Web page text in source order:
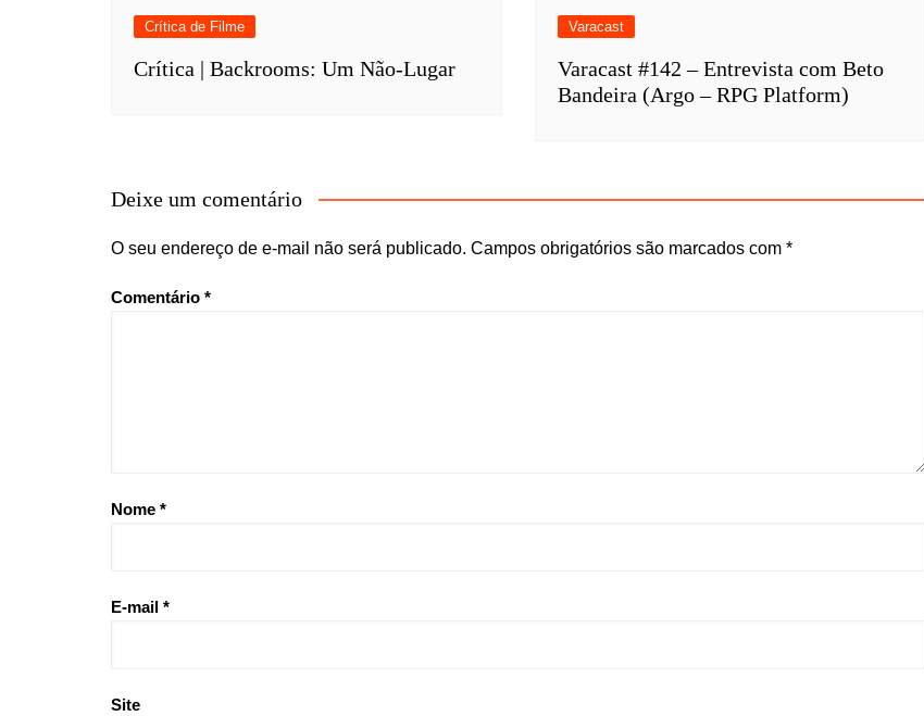
Crítica de Filme
Crítica | Backrooms: Um Não-Lugar
Varacast
Varacast #142 – Entrevista com Beto
Bandeira (Argo – RPG Platform)
Deixe um comentário
O seu endereço de e-mail não será publicado. Campos obrigatórios são marcados com *
Comentário *
Nome *
E-mail *
Site